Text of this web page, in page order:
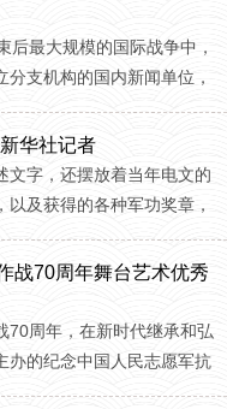
最大规模的国际战争中，
支机构的国内新闻单位，
华社记者
文字，还摆放着当年电文的
及获得的各种军功奖章，
战70周年舞台艺术优秀
70周年，在新时代继承和弘
办的纪念中国人民志愿军抗